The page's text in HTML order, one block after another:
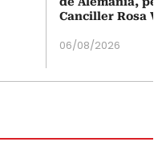
Canciller Rosa
06/08/2026